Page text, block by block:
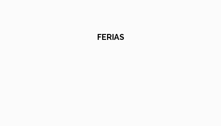
FERIAS